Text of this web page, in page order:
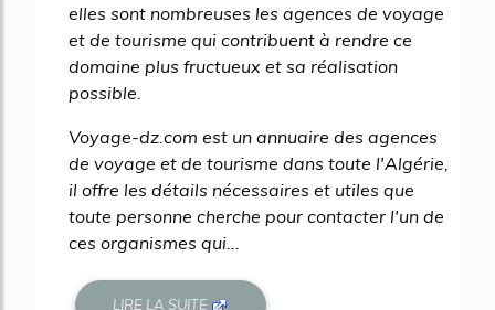
elles sont nombreuses les agences de voyage
et de tourisme qui contribuent à rendre ce
domaine plus fructueux et sa réalisation
possible.
Voyage-dz.com est un annuaire des agences
de voyage et de tourisme dans toute l'Algérie,
il offre les détails nécessaires et utiles que
toute personne cherche pour contacter l'un de
ces organismes qui...
LIRE LA SUITE